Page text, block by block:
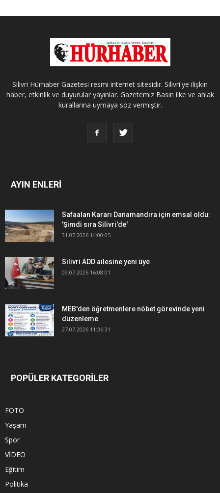
Silivri Hürhaber Gazetesi resmi internet sitesidir. Silivri'ye ilişkin
haber, etkinlik ve duyurular yayınlar. Gazetemiz Basın ilke ve ahlak
kurallarına uymaya söz vermiştir.
AYIN ENLERİ
Safaalan Kararı Danamandıra için emsal oldu:
'Şimdi sıra Silivri'de'
31.07.2026 14:00:05
Silivri ADD ailesine yeni üye
09.07.2026 16:08:01
MEB'den öğretmenlere nöbet görevinde yeni
düzenleme
27.07.2026 11:36:31
POPÜLER KATEGORİLER
FOTO
Yaşam
Spor
VİDEO
Eğitim
Politika